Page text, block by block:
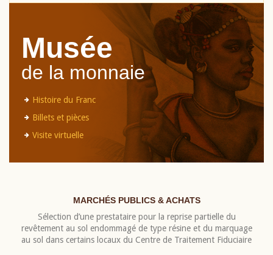
Musée
de la monnaie
Histoire du Franc
Billets et pièces
Visite virtuelle
MARCHÉS PUBLICS & ACHATS
Sélection d’une prestataire pour la reprise partielle du
revêtement au sol endommagé de type résine et du marquage
au sol dans certains locaux du Centre de Traitement Fiduciaire